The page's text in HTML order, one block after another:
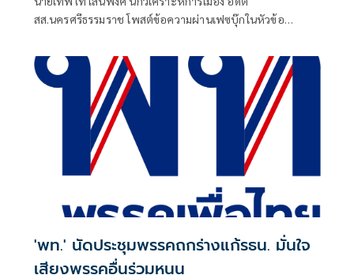
สส.นครศรีธรรมราช โพสต์ข้อความผ่านเฟซบุ๊กในหัวข้อ
'พท.' นัดประชุมพรรคถกร่างแก้รธน. มั่นใจ
เสียงพรรคอื่นร่วมหนุน